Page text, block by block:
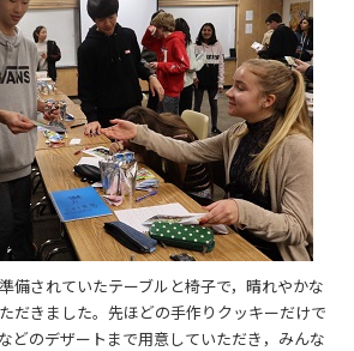
備されていたテーブルと椅子で，晴れやかな
だきました。先ほどの手作りクッキーだけで
どのデザートまで用意していただき，みんな